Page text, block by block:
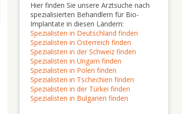
Hier finden Sie unsere Arztsuche nach
spezialisierten Behandlern für Bio-
Implantate in diesen Ländern:
Spezialisten in Deutschland finden
Spezialisten in Österreich finden
Spezialisten in der Schweiz finden
Spezialisten in Ungarn finden
Spezialisten in Polen finden
Spezialisten in Tschechien finden
Spezialisten in der Türkei finden
Spezialisten in Bulgarien finden